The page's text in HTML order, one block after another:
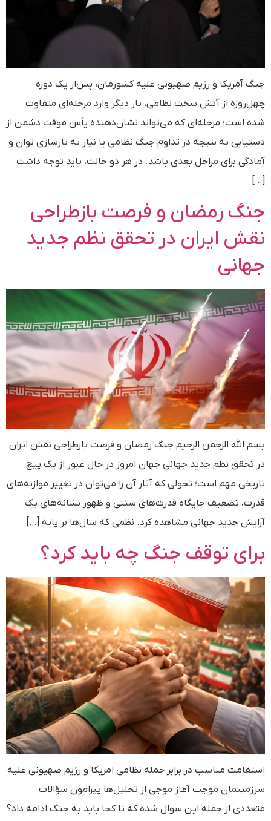
جنگ آمریکا و رژیم صهیونی علیه کشورمان، پس‌از یک دوره
چهل‌روزه از آتش سخت نظامی، بار دیگر وارد مرحله‌ای متفاوت
شده است؛ مرحله‌ای که می‌تواند نشان‌دهنده یأس موقت دشمن از
دستیابی به نتیجه در تداوم جنگ نظامی یا نیاز به بازسازی توان و
آمادگی برای مراحل بعدی باشد. در هر دو حالت، باید توجه داشت
[…]
جنگ رمضان و فرصت بازطراحی
نقش ایران در تحقق نظم جدید
جهانی
بسم الله الرحمن الرحیم جنگ رمضان و فرصت بازطراحی نقش ایران
در تحقق نظم جدید جهانی جهان امروز در حال عبور از یک پیچ
تاریخی مهم است؛ تحولی که آثار آن را می‌توان در تغییر موازنه‌های
قدرت، تضعیف جایگاه قدرت‌های سنتی و ظهور نشانه‌های یک
آرایش جدید جهانی مشاهده کرد. نظمی که سال‌ها بر پایه […]
برای توقف جنگ چه باید کرد؟
استقامت مناسب در برابر حمله نظامی امریکا و رژیم صهیونی علیه
سرزمینمان موجب آغاز موجی از تحلیل‌ها پیرامون سؤالات
متعددی از جمله این سوال شده که تا کجا باید به جنگ ادامه داد؟